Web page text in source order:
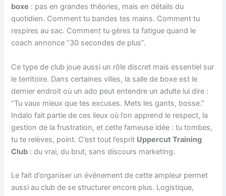
boxe : pas en grandes théories, mais en détails du
quotidien. Comment tu bandes tes mains. Comment tu
respires au sac. Comment tu gères ta fatigue quand le
coach annonce “30 secondes de plus”.
Ce type de club joue aussi un rôle discret mais essentiel sur
le territoire. Dans certaines villes, la salle de boxe est le
dernier endroit où un ado peut entendre un adulte lui dire :
“Tu vaux mieux que tes excuses. Mets les gants, bosse.”
Indalo fait partie de ces lieux où l’on apprend le respect, la
gestion de la frustration, et cette fameuse idée : tu tombes,
tu te relèves, point. C’est tout l’esprit Uppercut Training
Club : du vrai, du brut, sans discours marketing.
Le fait d’organiser un événement de cette ampleur permet
aussi au club de se structurer encore plus. Logistique,